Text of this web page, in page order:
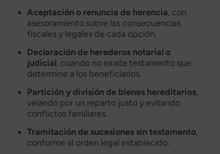
Aceptación o renuncia de herencia, con
asesoramiento sobre las consecuencias
fiscales y legales de cada opción.
Declaración de herederos notarial o
judicial, cuando no existe testamento que
determine a los beneficiarios.
Partición y división de bienes hereditarios,
velando por un reparto justo y evitando
conflictos familiares.
Tramitación de sucesiones sin testamento,
conforme al orden legal establecido.